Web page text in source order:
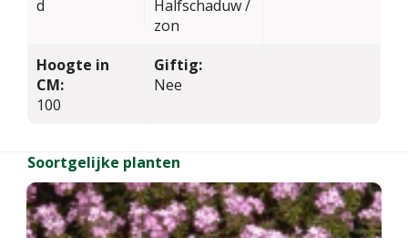
d
Halfschaduw /
zon
Hoogte in
CM:
100
Giftig:
Nee
Soortgelijke planten